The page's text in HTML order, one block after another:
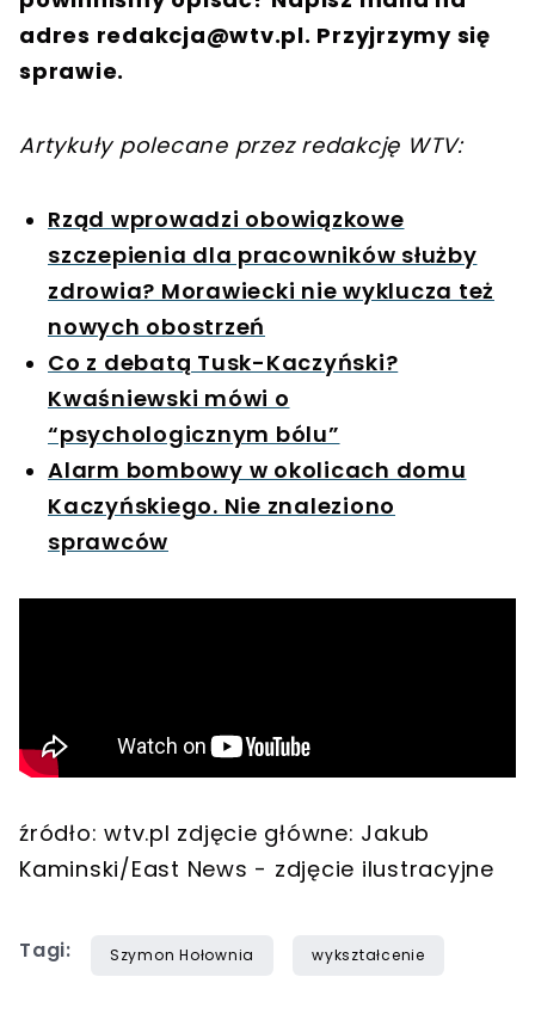
adres redakcja@wtv.pl. Przyjrzymy się
sprawie.
Artykuły polecane przez redakcję WTV:
Rząd wprowadzi obowiązkowe
szczepienia dla pracowników służby
zdrowia? Morawiecki nie wyklucza też
nowych obostrzeń
Co z debatą Tusk-Kaczyński?
Kwaśniewski mówi o
“psychologicznym bólu”
Alarm bombowy w okolicach domu
Kaczyńskiego. Nie znaleziono
sprawców
źródło: wtv.pl zdjęcie główne: Jakub
Kaminski/East News - zdjęcie ilustracyjne
Tagi: Szymon Hołownia wykształcenie